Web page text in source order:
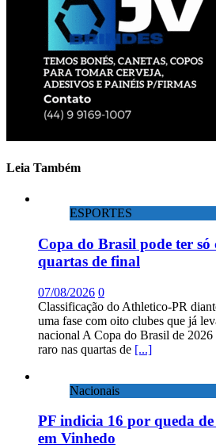
Leia Também
ESPORTES
Copa do Brasil pode ter só
quartas de final
07/08/2026 0
Classificação do Athletico-PR
uma fase com oito clubes que já
nacional A Copa do Brasil de
raro nas quartas de [...]
Nacionais
PF indicia 16 por queda de
em Vinhedo